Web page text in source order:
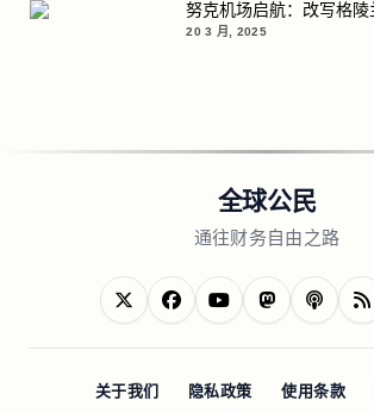
努克机场启航：改写格陵
20 3 月, 2025
全球公民
通往财务自由之路
关于我们 隐私政策 使用条款